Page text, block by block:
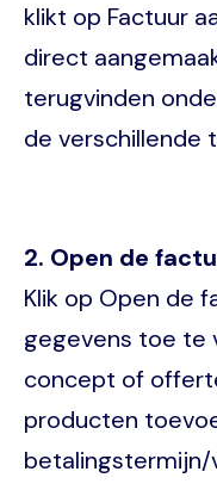
klikt op Factuur
direct
terugvinden
de verschillende
2. Open de
Klik op Open de
gegevens toe te
concept of
producten
betalingstermijn/